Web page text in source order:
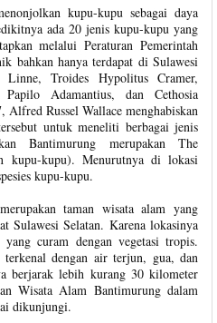
kupu-kupu sebagai daya
ada 20 jenis kupu-kupu yang
melalui Peraturan Pemerintah
bahkan hanya terdapat di Sulawesi
Troides Hypolitus Cramer,
Adamantius, dan Cethosia
Russel Wallace menghabiskan
untuk meneliti berbagai jenis
Bantimurung merupakan The
kupu-kupu). Menurutnya di lokasi
kupu-kupu.
taman wisata alam yang
Sulawesi Selatan. Karena lokasinya
curam dengan vegetasi tropis.
dengan air terjun, gua, dan
berjarak lebih kurang 30 kilometer
Wisata Alam Bantimurung dalam
dikunjungi.